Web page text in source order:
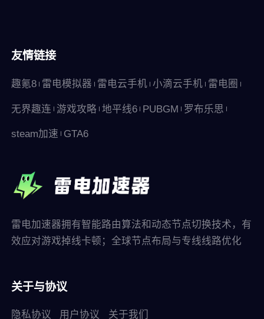
友情链接
趣氪8 雷电模拟器 雷电云手机 小滴云手机 雷电圈
无界趣连 游戏攻略 地平线6 PUBGM 罗布乐思
steam加速 GTA6
雷电加速器拥有智能路由算法和动态节点切换技术，有
效应对游戏掉线卡顿；全球节点布局与专线线路优化
关于与协议
隐私协议 用户协议 关于我们